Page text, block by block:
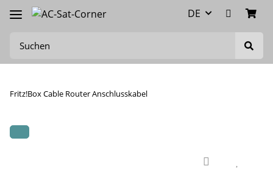
DE
Fritz!Box Cable Router Anschlusskabel